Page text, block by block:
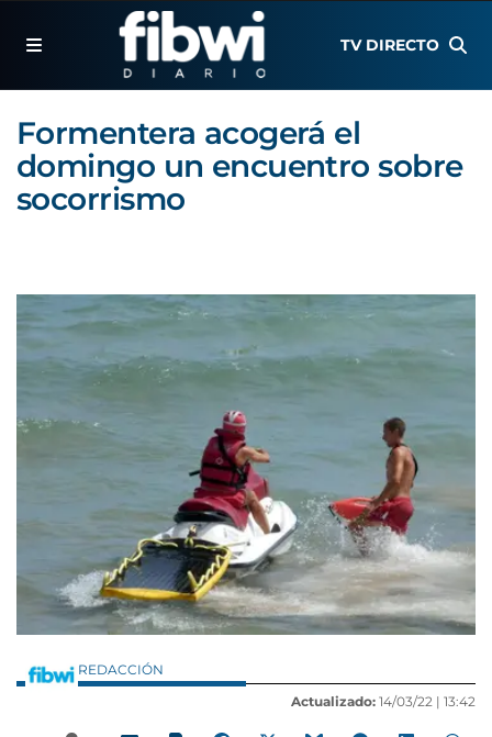
TV DIRECTO
Formentera acogerá el
domingo un encuentro sobre
socorrismo
REDACCIÓN
Actualizado: 14/03/22 | 13:42